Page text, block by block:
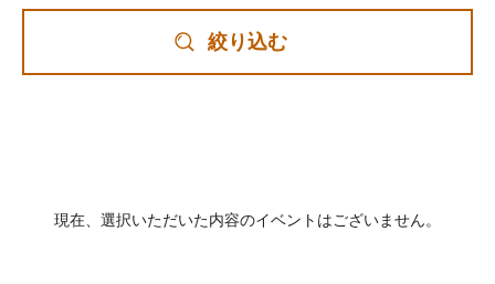
絞り込む
現在、選択いただいた内容のイベントはございません。